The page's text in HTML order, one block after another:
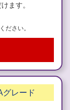
ます。
ださい。
グレード